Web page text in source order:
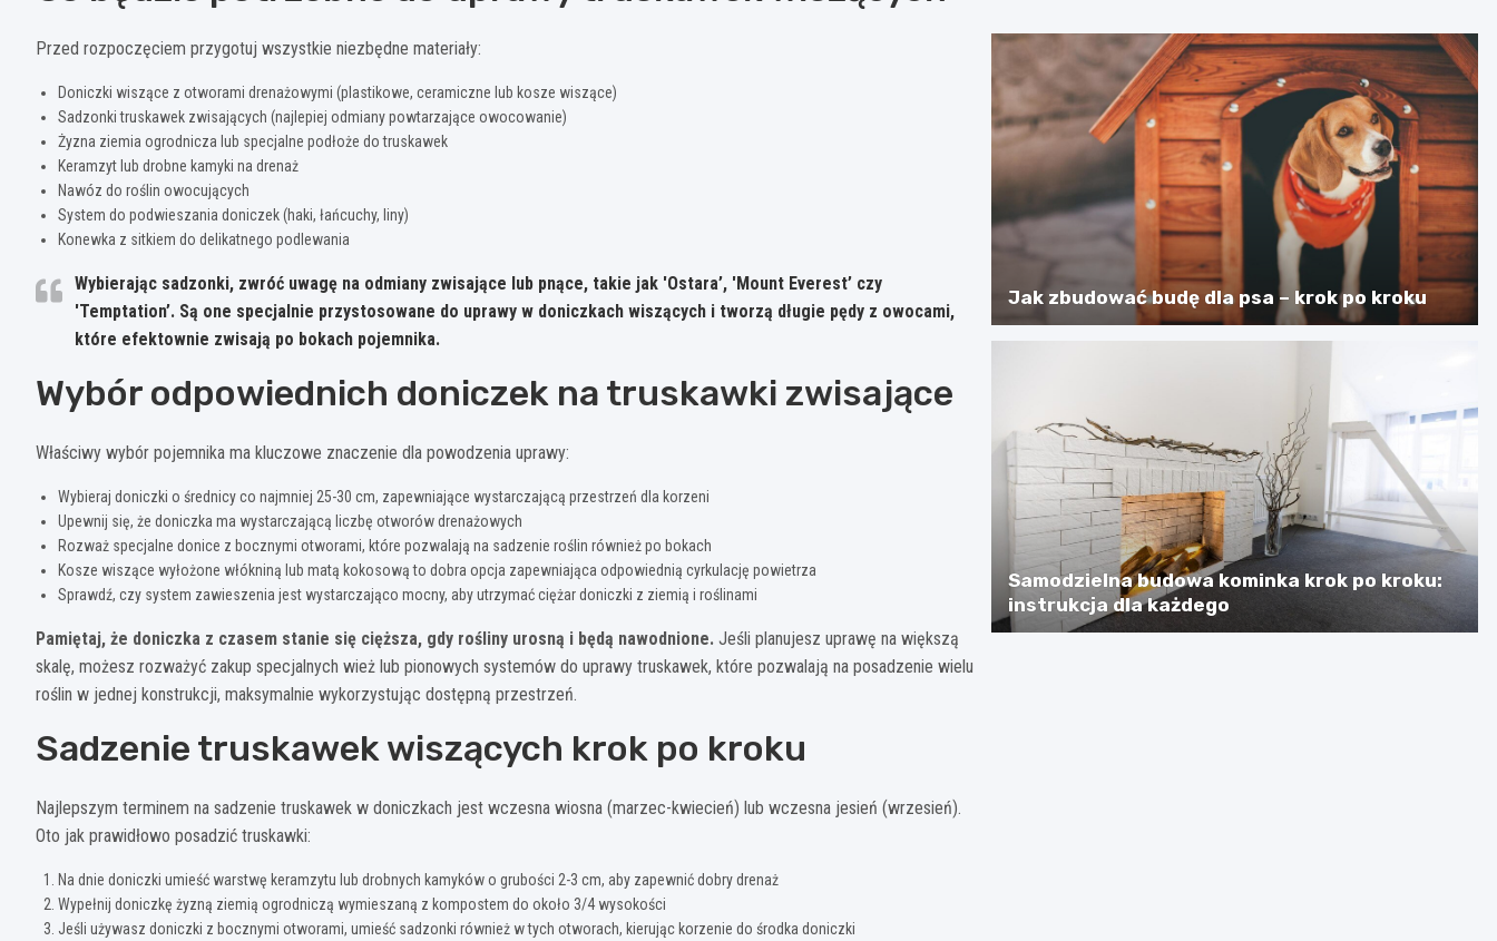
Przed rozpoczęciem przygotuj wszystkie niezbędne materiały:
Doniczki wiszące z otworami drenażowymi (plastikowe, ceramiczne lub kosze wiszące)
Sadzonki truskawek zwisających (najlepiej odmiany powtarzające owocowanie)
Żyzna ziemia ogrodnicza lub specjalne podłoże do truskawek
Keramzyt lub drobne kamyki na drenaż
Nawóz do roślin owocujących
System do podwieszania doniczek (haki, łańcuchy, liny)
Konewka z sitkiem do delikatnego podlewania
Wybierając sadzonki, zwróć uwagę na odmiany zwisające lub pnące, takie jak 'Ostara’, 'Mount Everest’ czy
'Temptation’. Są one specjalnie przystosowane do uprawy w doniczkach wiszących i tworzą długie pędy z owocami,
które efektownie zwisają po bokach pojemnika.
Wybór odpowiednich doniczek na truskawki zwisające
Właściwy wybór pojemnika ma kluczowe znaczenie dla powodzenia uprawy:
Wybieraj doniczki o średnicy co najmniej 25-30 cm, zapewniające wystarczającą przestrzeń dla korzeni
Upewnij się, że doniczka ma wystarczającą liczbę otworów drenażowych
Rozważ specjalne donice z bocznymi otworami, które pozwalają na sadzenie roślin również po bokach
Kosze wiszące wyłożone włókniną lub matą kokosową to dobra opcja zapewniająca odpowiednią cyrkulację powietrza
Sprawdź, czy system zawieszenia jest wystarczająco mocny, aby utrzymać ciężar doniczki z ziemią i roślinami
Pamiętaj, że doniczka z czasem stanie się cięższa, gdy rośliny urosną i będą nawodnione. Jeśli planujesz uprawę na większą
skalę, możesz rozważyć zakup specjalnych wież lub pionowych systemów do uprawy truskawek, które pozwalają na posadzenie wielu
roślin w jednej konstrukcji, maksymalnie wykorzystując dostępną przestrzeń.
Sadzenie truskawek wiszących krok po kroku
Najlepszym terminem na sadzenie truskawek w doniczkach jest wczesna wiosna (marzec-kwiecień) lub wczesna jesień (wrzesień).
Oto jak prawidłowo posadzić truskawki:
Na dnie doniczki umieść warstwę keramzytu lub drobnych kamyków o grubości 2-3 cm, aby zapewnić dobry drenaż
Wypełnij doniczkę żyzną ziemią ogrodniczą wymieszaną z kompostem do około 3/4 wysokości
Jeśli używasz doniczki z bocznymi otworami, umieść sadzonki również w tych otworach, kierując korzenie do środka doniczki
Jak zbudować budę dla psa – krok po kroku
Samodzielna budowa kominka krok po kroku:
instrukcja dla każdego